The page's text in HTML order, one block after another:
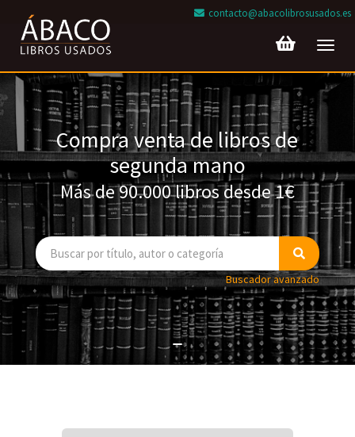
contacto@abacolibrosusados.es
Compra venta de libros de
segunda mano
Más de 90.000 libros desde 1€
Buscador avanzado